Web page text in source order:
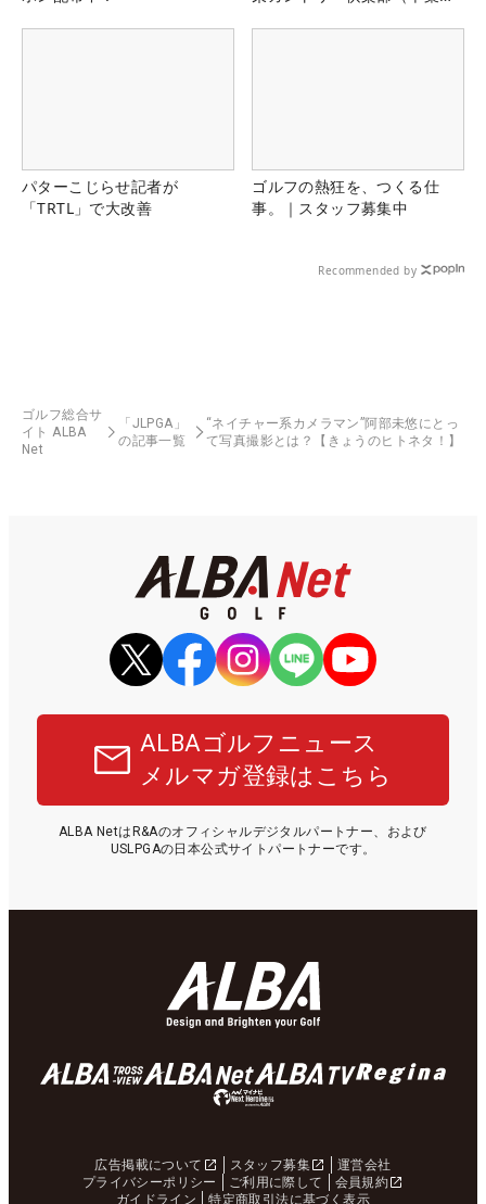
パターこじらせ記者が
「TRTL」で大改善
ゴルフの熱狂を、つくる仕
事。｜スタッフ募集中
Recommended by
ゴルフ総合サ
イト ALBA
Net
「JLPGA」
の記事一覧
“ネイチャー系カメラマン”阿部未悠にとっ
て写真撮影とは？【きょうのヒトネタ！】
ALBAゴルフニュース
メルマガ登録はこちら
ALBA NetはR&Aのオフィシャルデジタルパートナー、および
USLPGAの日本公式サイトパートナーです。
広告掲載について スタッフ募集
運営会社
プライバシーポリシー
ご利用に際して
会員規約
ガイドライン
特定商取引法に基づく表示